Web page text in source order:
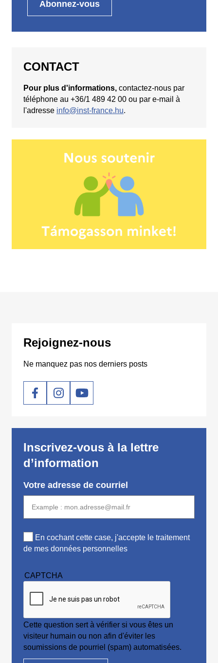
CONTACT
Pour plus d'informations, contactez-nous par
téléphone au +36/1 489 42 00 ou par e-mail à
l'adresse info@inst-france.hu.
Rejoignez-nous
Ne manquez pas nos derniers posts
Social
Inscrivez-vous à la lettre
d’information
Votre adresse de courriel
En cochant cette case, j'accepte le traitement
de mes données personnelles
CAPTCHA
Cette question sert à vérifier si vous êtes un
visiteur humain ou non afin d'éviter les
soumissions de pourriel (spam) automatisées.